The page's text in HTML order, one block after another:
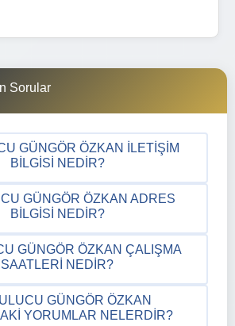
Sorular
GÜNGÖR ÖZKAN İLETIŞIM
BILGISI NEDIR?
GÜNGÖR ÖZKAN ADRES
BILGISI NEDIR?
GÜNGÖR ÖZKAN ÇALIŞMA
SAATLERI NEDIR?
GÜNGÖR ÖZKAN
YORUMLAR NELERDIR?